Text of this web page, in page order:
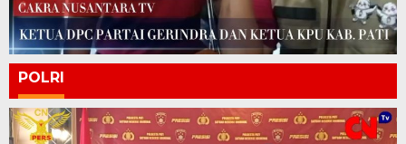
POLRI